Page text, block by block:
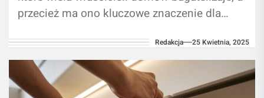
przecież ma ono kluczowe znaczenie dla
Regularne usuwanie śniegu...Redakcja 25 Kwietnia, 2025